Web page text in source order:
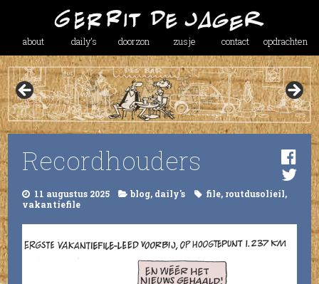
about daily’s doorzon zusje contact opdrachten
Recordhouders
11 augustus 2025 blog, daily's file, routdusolieil,
vakantiefile